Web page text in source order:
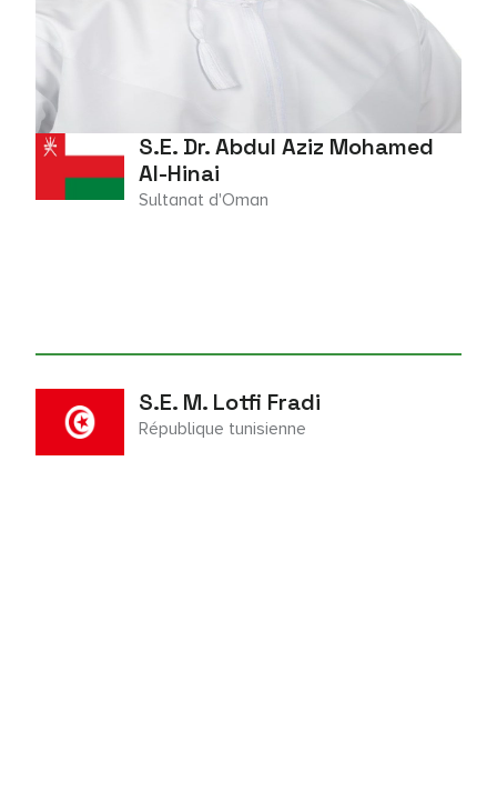
S.E. Dr. Abdul Aziz Mohamed
Al-Hinai
Sultanat d'Oman
S.E. M. Lotfi Fradi
République tunisienne